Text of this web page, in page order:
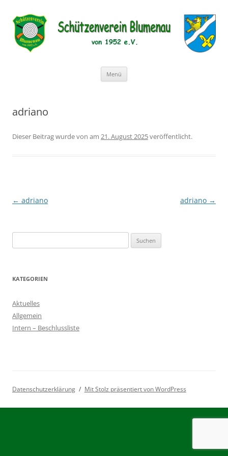
Schützenverein Blumenau von
1952 e.V.
Menü
adriano
Dieser Beitrag wurdevon am 21. August 2025veröffentlicht.
Beitragsnavigation
← adriano adriano →
nach:
KATEGORIEN
Aktuelles
Allgemein
Intern – Beschlussliste
Datenschutzerklärung Mit Stolz präsentiert von WordPress